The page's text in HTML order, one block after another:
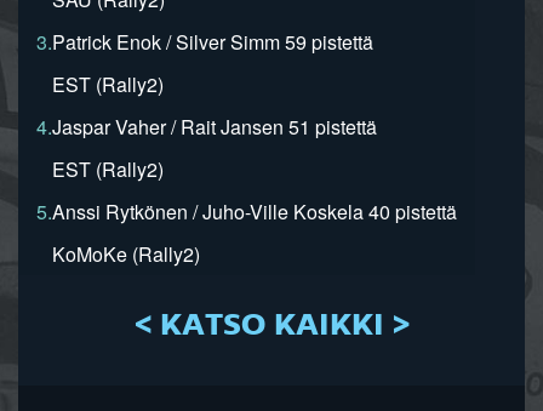
3.Patrick Enok / Silver Simm 59 pistettä
EST (Rally2)
4.Jaspar Vaher / Rait Jansen 51 pistettä
EST (Rally2)
5.Anssi Rytkönen / Juho-Ville Koskela 40 pistettä
KoMoKe (Rally2)
< KATSO KAIKKI >